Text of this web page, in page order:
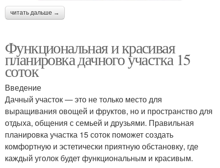
читать дальше →
Функциональная и красивая
планировка дачного участка 15
соток
Введение
Дачный участок — это не только место для
выращивания овощей и фруктов, но и пространство для
отдыха, общения с семьей и друзьями. Правильная
планировка участка 15 соток поможет создать
комфортную и эстетически приятную обстановку, где
каждый уголок будет функциональным и красивым.